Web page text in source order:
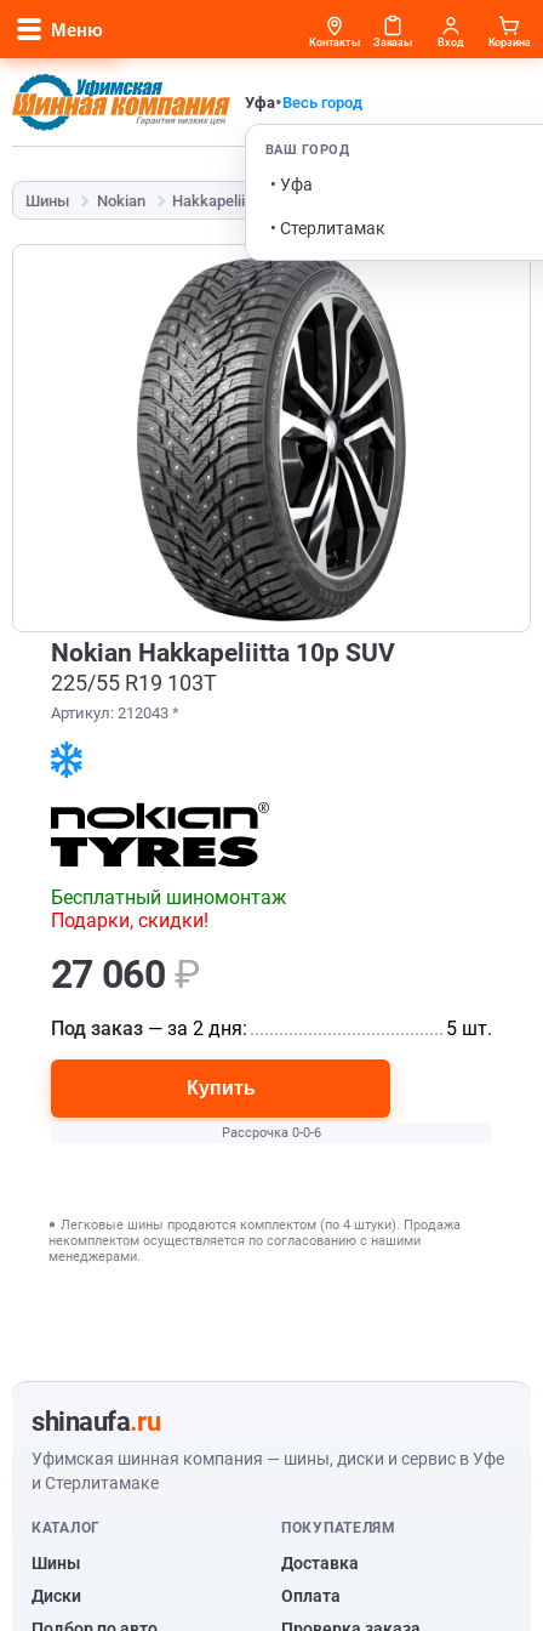
Меню
Уфа•Весь город
ВАШ ГОРОД
• Уфа
• Стерлитамак
Контакты Заказы Вход Корзина
Шины Nokian Hakkapeliitta 10p SUV
Nokian Hakkapeliitta 10p SUV
225/55 R19 103T
Артикул: 212043 *
Бесплатный шиномонтаж
Подарки, скидки!
27 060 ₽
Под заказ — за 2 дня: 5 шт.
Купить
Рассрочка 0-0-6
Легковые шины продаются комплектом (по 4 штуки). Продажа
некомплектом осуществляется по согласованию с нашими
менеджерами.
shinaufa.ru
Уфимская шинная компания — шины, диски и сервис в Уфе
и Стерлитамаке
КАТАЛОГ
Шины
Диски
ПОКУПАТЕЛЯМ
Доставка
Оплата